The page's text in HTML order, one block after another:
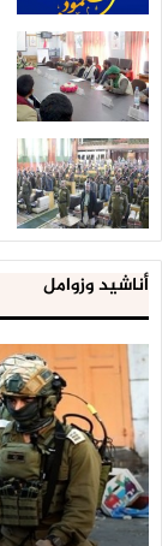
أناشيد وزوامل
العدو
الإسرائيلي
اعتقل
543
طفلا
فلسطينيا
خلال
2020